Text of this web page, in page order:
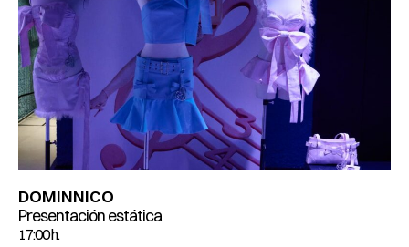
DOMINNICO
Presentación estática
17:00 h.